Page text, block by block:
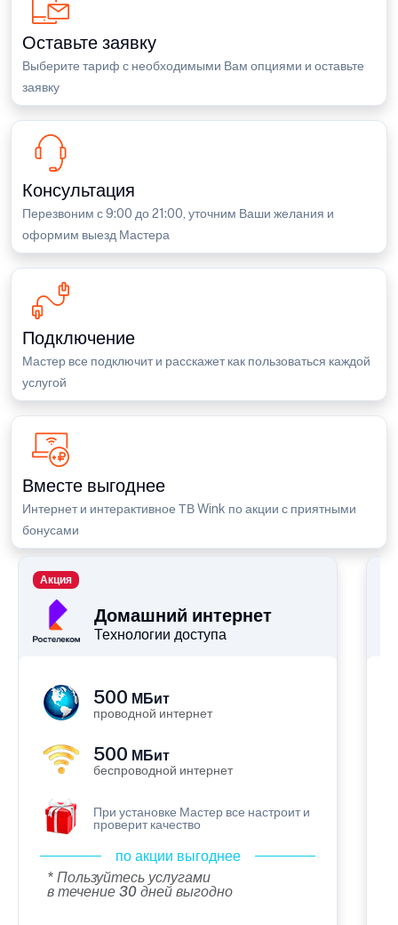
Оставьте заявку
Выберите тариф с необходимыми Вам опциями и оставьте
заявку
Консультация
Перезвоним с 9:00 до 21:00, уточним Ваши желания и
оформим выезд Мастера
Подключение
Мастер все подключит и расскажет как пользоваться каждой
услугой
Вместе выгоднее
Интернет и интерактивное ТВ Wink по акции с приятными
бонусами
Домашний интернет
Технологии доступа
Акция
500 МБит
проводной интернет
500 МБит
беспроводной интернет
При установке Мастер все настроит и
проверит качество
по акции выгоднее
* Пользуйтесь услугами
в течение 30 дней выгодно